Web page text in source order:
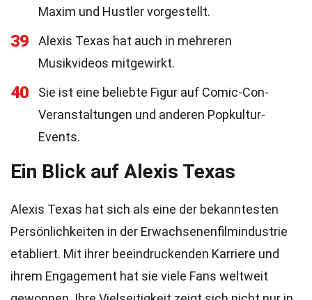
Maxim und Hustler vorgestellt.
39
Alexis Texas hat auch in mehreren
Musikvideos mitgewirkt.
40
Sie ist eine beliebte Figur auf Comic-Con-
Veranstaltungen und anderen Popkultur-
Events.
Ein Blick auf Alexis Texas
Alexis Texas hat sich als eine der bekanntesten
Persönlichkeiten in der Erwachsenenfilmindustrie
etabliert. Mit ihrer beeindruckenden Karriere und
ihrem Engagement hat sie viele Fans weltweit